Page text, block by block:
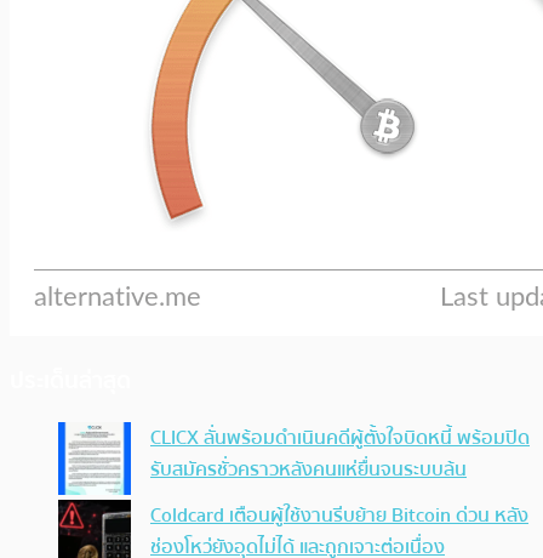
CLICX ลั่นพร้อมดำเนินคดีผู้ตั้งใจบิดหนี้ พร้อมปิด
รับสมัครชั่วคราวหลังคนแห่ยื่นจนระบบล้น
Coldcard เตือนผู้ใช้งานรีบย้าย Bitcoin ด่วน หลัง
ช่องโหว่ยังอุดไม่ได้ และถูกเจาะต่อเนื่อง